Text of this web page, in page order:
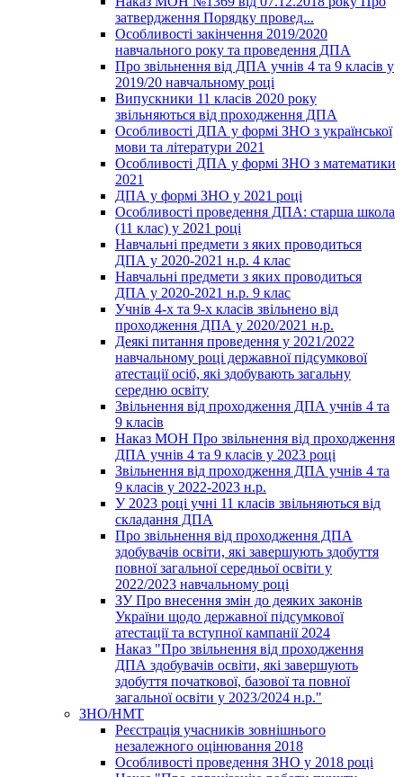
затвердження Порядку провед...
Особливості закінчення 2019/2020
навчального року та проведення ДПА
Про звільнення від ДПА учнів 4 та 9 класів у
2019/20 навчальному році
Випускники 11 класів 2020 року
звільняються від проходження ДПА
Особливості ДПА у формі ЗНО з української
мови та літератури 2021
Особливості ДПА у формі ЗНО з математики
2021
ДПА у формі ЗНО у 2021 році
Особливості проведення ДПА: старша школа
(11 клас) у 2021 році
Навчальні предмети з яких проводиться
ДПА у 2020-2021 н.р. 4 клас
Навчальні предмети з яких проводиться
ДПА у 2020-2021 н.р. 9 клас
Учнів 4-х та 9-х класів звільнено від
проходження ДПА у 2020/2021 н.р.
Деякі питання проведення у 2021/2022
навчальному році державної підсумкової
атестації осіб, які здобувають загальну
середню освіту
Звільнення від проходження ДПА учнів 4 та
9 класів
Наказ МОН Про звільнення від проходження
ДПА учнів 4 та 9 класів у 2023 році
Звільнення від проходження ДПА учнів 4 та
9 класів у 2022-2023 н.р.
У 2023 році учні 11 класів звільняються від
складання ДПА
Про звільнення від проходження ДПА
здобувачів освіти, які завершують здобуття
повної загальної середньої освіти у
2022/2023 навчальному році
ЗУ Про внесення змін до деяких законів
України щодо державної підсумкової
атестації та вступної кампанії 2024
Наказ "Про звільнення від проходження
ДПА здобувачів освіти, які завершують
здобуття початкової, базової та повної
загальної освіти у 2023/2024 н.р."
ЗНО/НМТ
Реєстрація учасників зовнішнього
незалежного оцінювання 2018
Особливості проведення ЗНО у 2018 році